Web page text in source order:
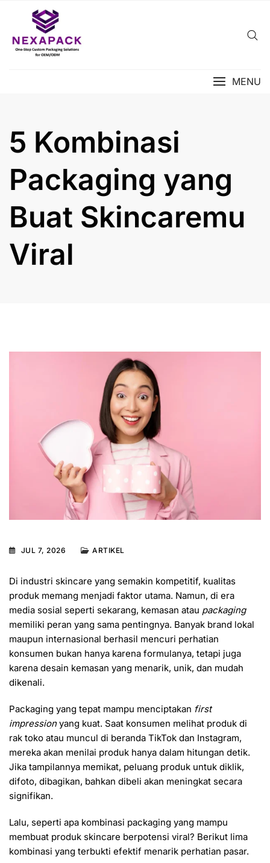
content
MENU
5 Kombinasi
Packaging yang
Buat Skincaremu
Viral
JUL 7, 2026 ARTIKEL
Di industri skincare yang semakin kompetitif, kualitas
produk memang menjadi faktor utama. Namun, di era
media sosial seperti sekarang, kemasan atau packaging
memiliki peran yang sama pentingnya. Banyak brand lokal
maupun internasional berhasil mencuri perhatian
konsumen bukan hanya karena formulanya, tetapi juga
karena desain kemasan yang menarik, unik, dan mudah
dikenali.
Packaging yang tepat mampu menciptakan first
impressionyang kuat. Saat konsumen melihat produk di
rak toko atau muncul di beranda TikTok dan Instagram,
mereka akan menilai produk hanya dalam hitungan detik.
Jika tampilannya memikat, peluang produk untuk diklik,
difoto, dibagikan, bahkan dibeli akan meningkat secara
signifikan.
Lalu, seperti apa kombinasi packaging yang mampu
membuat produk skincare berpotensi viral? Berikut lima
kombinasi yang terbukti efektif menarik perhatian pasar.